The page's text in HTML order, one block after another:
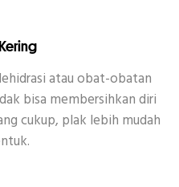
atau obat-obatan
bisa membersihkan diri
cukup, plak lebih mudah